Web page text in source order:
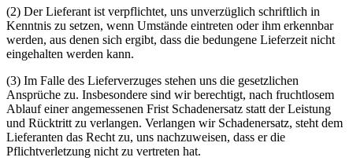
(2) Der Lieferant ist verpflichtet, uns unverzüglich schriftlich in
Kenntnis zu setzen, wenn Umstände eintreten oder ihm erkennbar
werden, aus denen sich ergibt, dass die bedungene Lieferzeit nicht
eingehalten werden kann.
(3) Im Falle des Lieferverzuges stehen uns die gesetzlichen
Ansprüche zu. Insbesondere sind wir berechtigt, nach fruchtlosem
Ablauf einer angemessenen Frist Schadenersatz statt der Leistung
und Rücktritt zu verlangen. Verlangen wir Schadenersatz, steht dem
Lieferanten das Recht zu, uns nachzuweisen, dass er die
Pflichtverletzung nicht zu vertreten hat.